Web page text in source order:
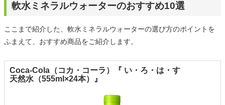
軟水ミネラルウォーターのおすすめ10選
ここまで紹介した、軟水ミネラルウォーターの選び方のポイントを
ふまえて、おすすめ商品をご紹介します。
Coca-Cola（コカ・コーラ）『 い・ろ・は・す
天然水（555ml×24本）』